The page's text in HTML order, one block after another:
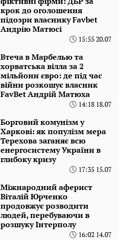
крок до оголошення
підозри власнику Favbet
Андрію Матюсі
15:55 20.07
Втеча в Марбелью та
хорватська вілла за 2
мільйони євро: де під час
війни розкошує власник
FavBet Андрій Матюха
14:18 18.07
Борговий комунізм у
Харкові: як популізм мера
Терехова заганяє всю
енергосистему України в
глибоку кризу
17:35 15.07
Міжнародний аферист
Віталій Юрченко
продовжує розводити
людей, перебуваючи в
розшуку Інтерполу
16:02 14.07